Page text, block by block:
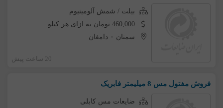
بیلت / شمش آلومینیوم
460,000 تومان به ازای هر کیلو
سمنان - دامغان
20 ساعت پیش
فروش مفتول مس 8 میلیمتر فابریک
ضایعات مس کابلی